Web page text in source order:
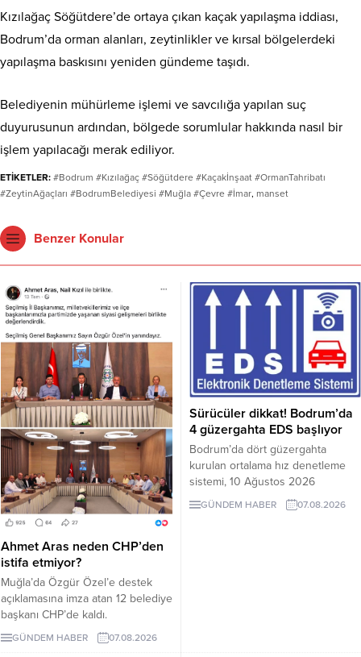
Kızılağaç Söğütdere’de ortaya çıkan kaçak yapılaşma iddiası,
Bodrum’da orman alanları, zeytinlikler ve kırsal bölgelerdeki
yapılaşma baskısını yeniden gündeme taşıdı.
Belediyenin mühürleme işlemi ve savcılığa yapılan suç
duyurusunun ardından, bölgede sorumlular hakkında nasıl bir
işlem yapılacağı merak ediliyor.
ETİKETLER: #Bodrum #Kızılağaç #Söğütdere #Kaçakİnşaat #OrmanTahribatı
#ZeytinAğaçları #BodrumBelediyesi #Muğla #Çevre #İmar, manset
Benzer Konular
Ahmet Aras neden CHP’den
istifa etmiyor?
Muğla’da Özgür Özel’e destek
açıklamasına imza atan 12 belediye
başkanı CHP’de kaldı.
Milletvekilleri Yeni Parti’ye
geçerken belediye başkanlarının
GÜNDEM HABER 07.08.2026
Sürücüler dikkat! Bodrum’da
4 güzergahta EDS başlıyor
Bodrum’da dört güzergahta
kurulan ortalama hız denetleme
sistemi, 10 Ağustos 2026
Pazartesi günü devreye girecek.
İşte EDS uygulanacak yollar.
GÜNDEM HABER 07.08.2026